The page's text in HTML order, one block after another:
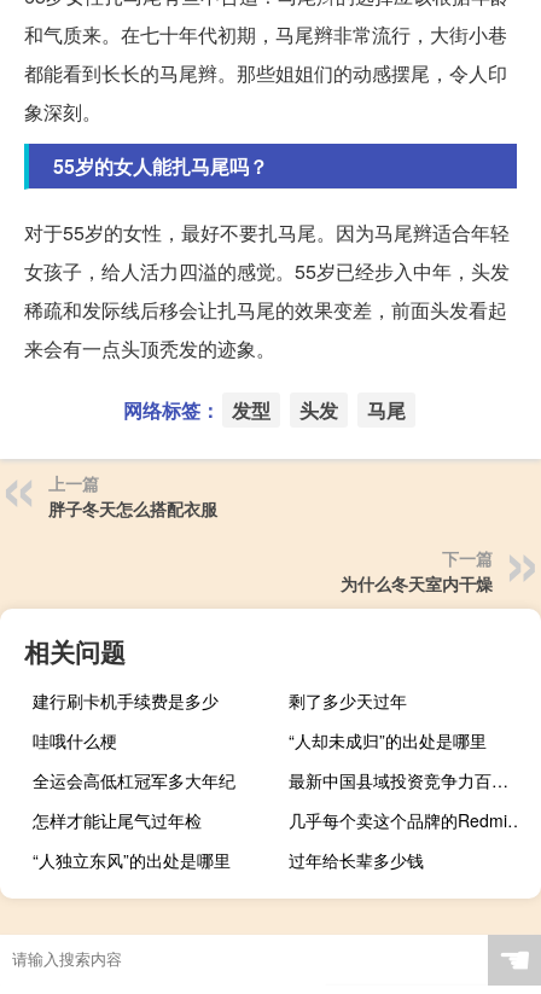
和气质来。在七十年代初期，马尾辫非常流行，大街小巷
都能看到长长的马尾辫。那些姐姐们的动感摆尾，令人印
象深刻。
55岁的女人能扎马尾吗？
对于55岁的女性，最好不要扎马尾。因为马尾辫适合年轻
女孩子，给人活力四溢的感觉。55岁已经步入中年，头发
稀疏和发际线后移会让扎马尾的效果变差，前面头发看起
来会有一点头顶秃发的迹象。
网络标签： 发型 头发 马尾
上一篇
胖子冬天怎么搭配衣服
下一篇
为什么冬天室内干燥
相关问题
建行刷卡机手续费是多少
剩了多少天过年
哇哦什么梗
“人却未成归”的出处是哪里
全运会高低杠冠军多大年纪
最新中国县域投资竞争力百强榜：东部地区占70席浙苏鲁领跑
怎样才能让尾气过年检
几乎每个卖这个品牌的RedmiK305G都没有利润
“人独立东风”的出处是哪里
过年给长辈多少钱
☚